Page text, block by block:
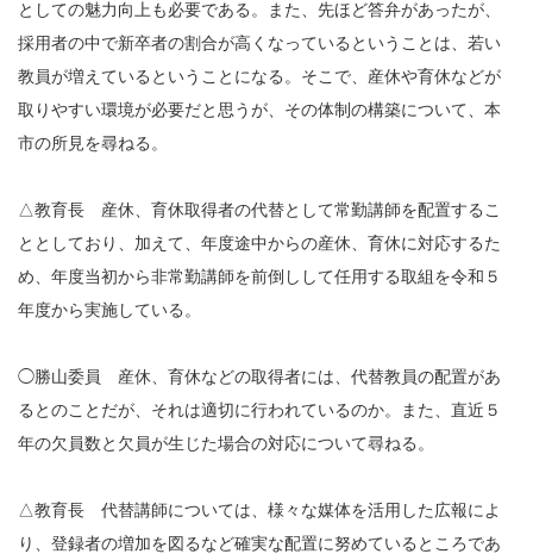
としての魅力向上も必要である。また、先ほど答弁があったが、
採用者の中で新卒者の割合が高くなっているということは、若い
教員が増えているということになる。そこで、産休や育休などが
取りやすい環境が必要だと思うが、その体制の構築について、本
市の所見を尋ねる。
△教育長 産休、育休取得者の代替として常勤講師を配置するこ
ととしており、加えて、年度途中からの産休、育休に対応するた
め、年度当初から非常勤講師を前倒しして任用する取組を令和５
年度から実施している。
◯勝山委員 産休、育休などの取得者には、代替教員の配置があ
るとのことだが、それは適切に行われているのか。また、直近５
年の欠員数と欠員が生じた場合の対応について尋ねる。
△教育長 代替講師については、様々な媒体を活用した広報によ
り、登録者の増加を図るなど確実な配置に努めているところであ